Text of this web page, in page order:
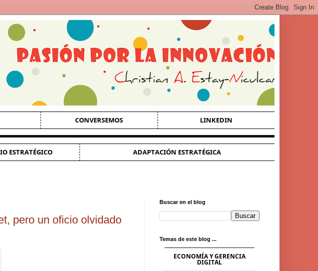
CONVERSEMOS LINKEDIN
ESTRATÉGICO ADAPTACIÓN ESTRATÉGICA
pero un oficio olvidado
Buscar en el blog
Temas de este blog ...
ECONOMÍA Y GERENCIA
DIGITAL